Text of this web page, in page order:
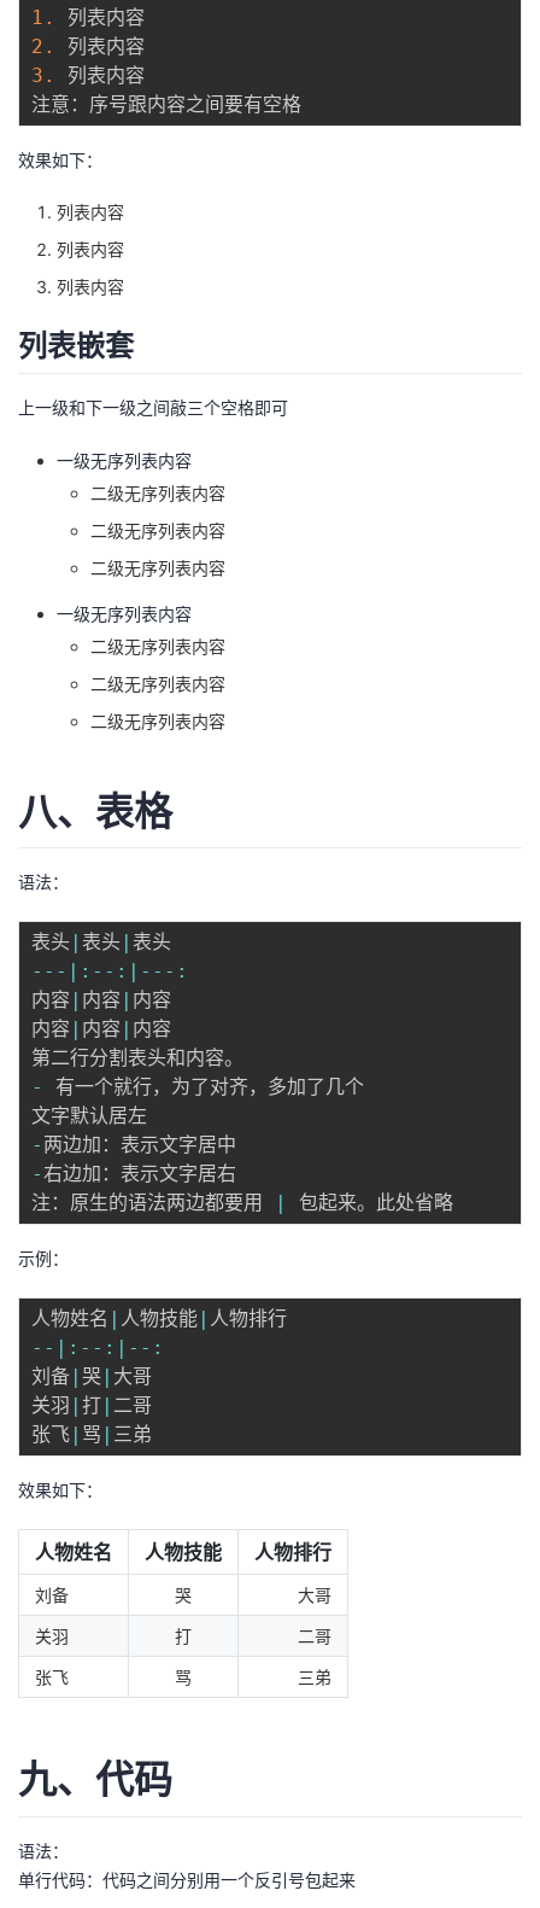
1.
2.
3.
列表内容
效果如下：
列表内容
列表内容
列表内容
列表嵌套
上一级和下一级之间敲三个空格即可
一级无序列表内容
二级无序列表内容
二级无序列表内容
二级无序列表内容
一级无序列表内容
二级无序列表内容
二级无序列表内容
二级无序列表内容
八、表格
语法：
表头 表头
-- - : -- : -- - :
内容
内容
内容
内容
内容
内容
-
有一个就行，为了对齐，多加了几个
-
-右边加：表示文字居右
注：原生的语法两边都要用
示例：
人物姓名 人物技能
--
: -- : -- :
刘备 哭 大哥
关羽
打 二哥
张飞 骂
效果如下：
人物姓名 人物技能 人物排行
刘备 哭
大哥
关羽
打
二哥
张飞
骂 三弟
九、代码
语法：
单行代码：代码之间分别用一个反引号包起来